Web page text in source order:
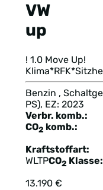
VW
up
! 1.0 Move Up!
Benzin ,
PS), EZ: 2023
Verbr. komb.:
CO2 komb.:
Kraftstoffart:
WLTPCO2 Klasse:
13.190 €